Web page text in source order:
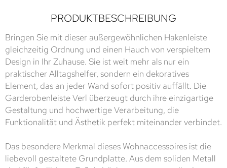
PRODUKTBESCHREIBUNG
Bringen Sie mit dieser außergewöhnlichen Hakenleiste
gleichzeitig Ordnung und einen Hauch von verspieltem
Design in Ihr Zuhause. Sie ist weit mehr als nur ein
praktischer Alltagshelfer, sondern ein dekoratives
Element, das an jeder Wand sofort positiv auffällt. Die
Garderobenleiste Verl überzeugt durch ihre einzigartige
Gestaltung und hochwertige Verarbeitung, die
Funktionalität und Ästhetik perfekt miteinander verbindet.
Das besondere Merkmal dieses Wohnaccessoires ist die
liebevoll gestaltete Grundplatte. Aus dem soliden Metall